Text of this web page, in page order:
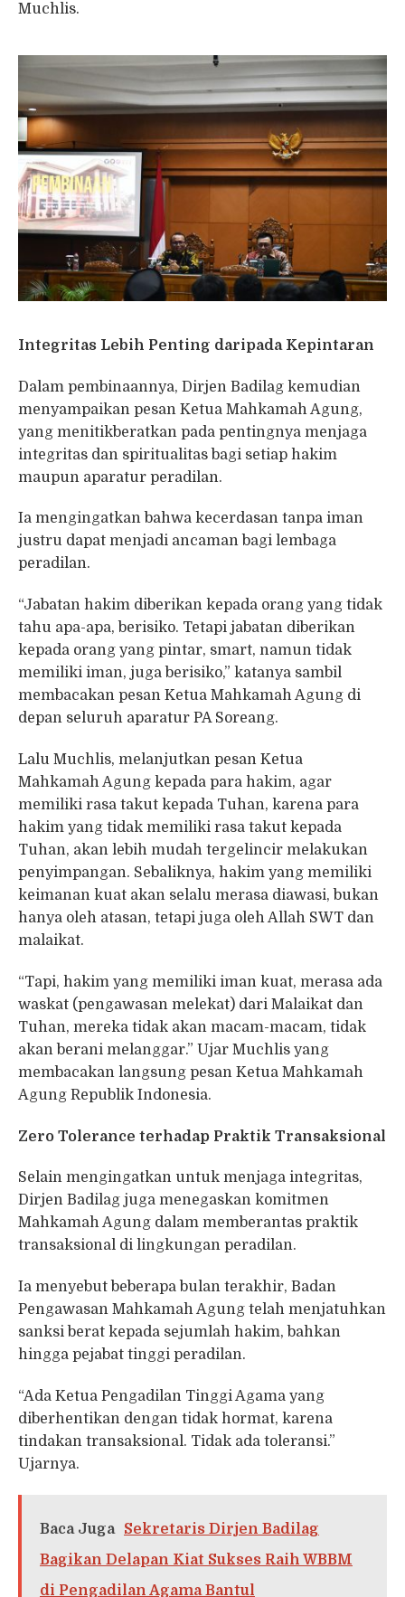
Muchlis.
Integritas Lebih Penting daripada Kepintaran
Dalam pembinaannya, Dirjen Badilag kemudian
menyampaikan pesan Ketua Mahkamah Agung,
yang menitikberatkan pada pentingnya menjaga
integritas dan spiritualitas bagi setiap hakim
maupun aparatur peradilan.
Ia mengingatkan bahwa kecerdasan tanpa iman
justru dapat menjadi ancaman bagi lembaga
peradilan.
“Jabatan hakim diberikan kepada orang yang tidak
tahu apa-apa, berisiko. Tetapi jabatan diberikan
kepada orang yang pintar, smart, namun tidak
memiliki iman, juga berisiko,” katanya sambil
membacakan pesan Ketua Mahkamah Agung di
depan seluruh aparatur PA Soreang.
Lalu Muchlis, melanjutkan pesan Ketua
Mahkamah Agung kepada para hakim, agar
memiliki rasa takut kepada Tuhan, karena para
hakim yang tidak memiliki rasa takut kepada
Tuhan, akan lebih mudah tergelincir melakukan
penyimpangan. Sebaliknya, hakim yang memiliki
keimanan kuat akan selalu merasa diawasi, bukan
hanya oleh atasan, tetapi juga oleh Allah SWT dan
malaikat.
“Tapi, hakim yang memiliki iman kuat, merasa ada
waskat (pengawasan melekat) dari Malaikat dan
Tuhan, mereka tidak akan macam-macam, tidak
akan berani melanggar.” Ujar Muchlis yang
membacakan langsung pesan Ketua Mahkamah
Agung Republik Indonesia.
Zero Tolerance terhadap Praktik Transaksional
Selain mengingatkan untuk menjaga integritas,
Dirjen Badilag juga menegaskan komitmen
Mahkamah Agung dalam memberantas praktik
transaksional di lingkungan peradilan.
Ia menyebut beberapa bulan terakhir, Badan
Pengawasan Mahkamah Agung telah menjatuhkan
sanksi berat kepada sejumlah hakim, bahkan
hingga pejabat tinggi peradilan.
“Ada Ketua Pengadilan Tinggi Agama yang
diberhentikan dengan tidak hormat, karena
tindakan transaksional. Tidak ada toleransi.”
Ujarnya.
Baca Juga
Sekretaris Dirjen Badilag
Bagikan Delapan Kiat Sukses Raih WBBM
di Pengadilan Agama Bantul